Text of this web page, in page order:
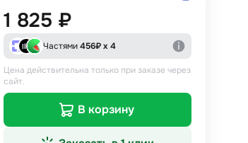
1 825 ₽
Частями456₽ х 4
Цена действительна только при заказе через
сайт.
В корзину